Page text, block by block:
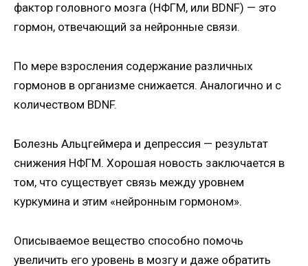
фактор головного мозга (НФГМ, или BDNF) — это
гормон, отвечающий за нейронные связи.
По мере взросления содержание различных
гормонов в организме снижается. Аналогично и с
количеством BDNF.
Болезнь Альцгеймера и депрессия — результат
снижения НФГМ. Хорошая новость заключается в
том, что существует связь между уровнем
куркумина и этим «нейронным гормоном».
Описываемое вещество способно помочь
увеличить его уровень в мозгу и даже обратить